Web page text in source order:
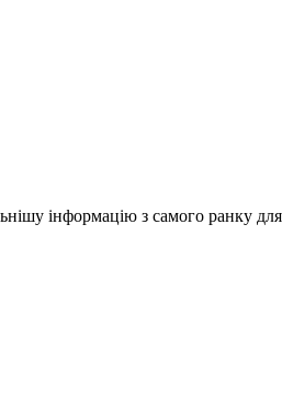
інформацію з самого ранку